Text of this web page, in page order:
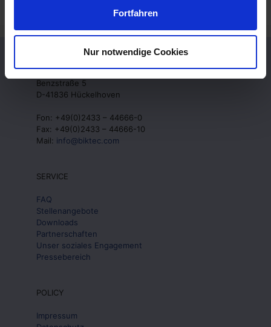
Fortfahren
Nur notwendige Cookies
SO FINDEN SIE UNS
BIK TEC GmbH
Benzstraße 5
D-41836 Hückelhoven
Fon: +49(0)2433 – 44666-0
Fax: +49(0)2433 – 44666-10
Mail: info@biktec.com
SERVICE
FAQ
Stellenangebote
Downloads
Partnerschaften
Unser soziales Engagement
Pressebereich
POLICY
Impressum